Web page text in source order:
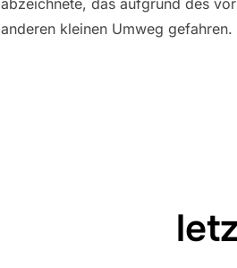
abzeichnete, das aufgrund des
anderen kleinen Umweg